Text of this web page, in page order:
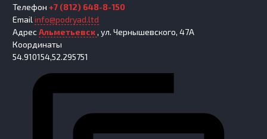
Телефон +7 (812) 648-8-150
Email info@podryad.ltd
Адрес Альметьевск, ул. Чернышевского, 47А
Координаты
54.910154,52.295751